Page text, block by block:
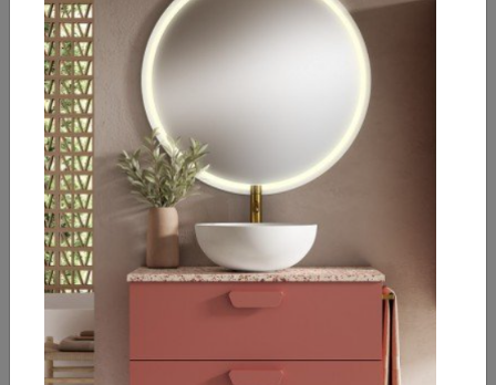
GRESITE NATURE
OLYMPIC MALLA
5605 30X30
30,85 €/m2
61,70 €
Pedido mínimo 1 caja
GRESITE NATURE
ROYAL MALLA 5604
30X30
30,85 €/m
Caja de 2,00 m
Pedido mínimo 1 caja